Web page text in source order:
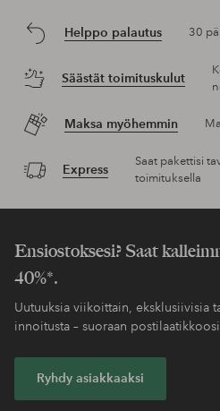
Helppo palautus 30
Säästät toimituskulut
Maksa myöhemmin
Express
Saat pakettisi
toimituksella
Ensiostoksesi? Saat
40%*.
Uutuuksia viikoittain, eksklusiivisia
innoitusta – suoraan
Ryhdy asiakkaaksi